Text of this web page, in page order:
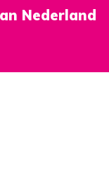
Nederland